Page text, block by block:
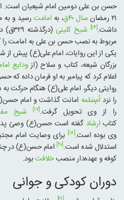
حسن بن علی دومین امام شیعیان است.
۲۱ رمضان
سال ۴۰ق ، به امامت
داشت.[۱۴] شیخ کلینی (درگذشته ۳۲۹ق) در کتاب
مربوط به نصب حسن بن علی به امامت را
یکی از این روایات، امام علی(ع) پیش از
بزرگان شیعه، کتاب و سلاح (ازودایع
اعلام کرد که پیامبر به او فرمان داده
روایتی دیگر، امام علی(ع) هنگام حرکت
را نزد اُم‌سَلمه امانت گذاشت و امام
را از وی تحویل گرفت.[۱۷] شیخ
کتاب ارشاد گفته است حسن(ع) وصیّ
وی بوده است.[۱۸] برای وصایت امام
استدلال شده است.[۲۰]
امام حسن(ع) در
کوفه و عهده‌دار منصبخلافتبود.
دوران کودکی و جوانی